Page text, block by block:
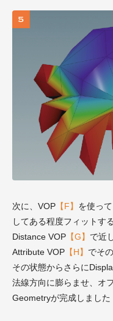
次に、VOP 【F】 を使っ
してある程度フィットす
Distance VOP 【G】 で近
Attribute VOP 【H】 でそ
その状態からさらに
法線方向に膨らませ、オ
Geometryが完成しました